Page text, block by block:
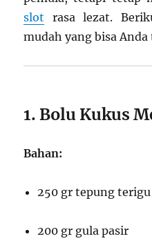
slot rasa lezat.
mudah yang bisa
1. Bolu Kukus
Bahan:
250 gr tepung terigu
200 gr gula pasir